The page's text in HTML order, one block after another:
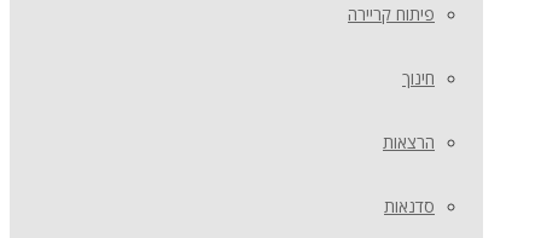
פיתוח קריירה
חינוך
הרצאות
סדנאות